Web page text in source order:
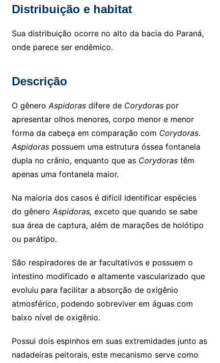
Distribuição e habitat
Sua distribuição ocorre no alto da bacia do Paraná,
onde parece ser endêmico.
Descrição
O gêneroAspidorasdifere de Corydoraspor
apresentar olhos menores, corpo menor e menor
forma da cabeça em comparação com Corydoras.
Aspidoraspossuem uma estrutura óssea fontanela
dupla no crânio, enquanto que as Corydorastêm
apenas uma fontanela maior.
Na maioria dos casos é difícil identificar espécies
do gêneroAspidoras, exceto que quando se sabe
sua área de captura, além de marações de holótipo
ou parátipo.
São respiradores de ar facultativos e possuem o
intestino modificado e altamente vascularizado que
evoluiu para facilitar a absorção de oxigênio
atmosférico, podendo sobreviver em águas com
baixo nível de oxigênio.
Possui dois espinhos em suas extremidades junto as
nadadeiras peitorais, este mecanismo serve como